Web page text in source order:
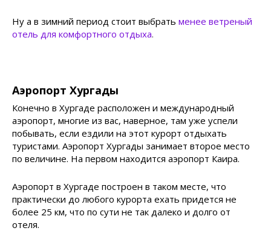
Ну а в зимний период стоит выбрать менее ветреный
отель для комфортного отдыха.
Аэропорт Хургады
Конечно в Хургаде расположен и международный
аэропорт, многие из вас, наверное, там уже успели
побывать, если ездили на этот курорт отдыхать
туристами. Аэропорт Хургады занимает второе место
по величине. На первом находится аэропорт Каира.
Аэропорт в Хургаде построен в таком месте, что
практически до любого курорта ехать придется не
более 25 км, что по сути не так далеко и долго от
отеля.